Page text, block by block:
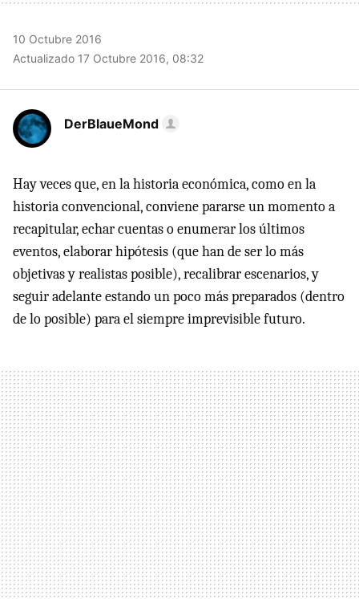
10 Octubre 2016
Actualizado 17 Octubre 2016, 08:32
DerBlaueMond
Hay veces que, en la historia económica, como en la
historia convencional, conviene pararse un momento a
recapitular, echar cuentas o enumerar los últimos
eventos, elaborar hipótesis (que han de ser lo más
objetivas y realistas posible), recalibrar escenarios, y
seguir adelante estando un poco más preparados (dentro
de lo posible) para el siempre imprevisible futuro.